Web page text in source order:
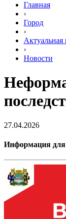
Главная
›
Город
›
›
Новости
27.04.2026
Информация для